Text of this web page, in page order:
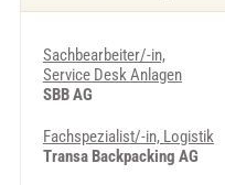
Sachbearbeiter/-in,
Service Desk Anlagen
SBB AG
Fachspezialist/-in, Logistik
Transa Backpacking AG